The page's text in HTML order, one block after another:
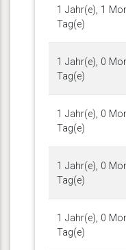
1 Jahr(e), 1
Tag(e)
1 Jahr(e), 0
Tag(e)
1 Jahr(e), 0
Tag(e)
1 Jahr(e), 0
Tag(e)
1 Jahr(e), 0
Tag(e)